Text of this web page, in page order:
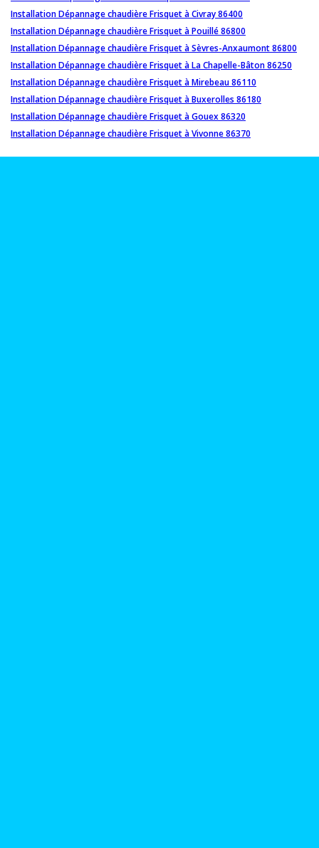
Installation Dépannage chaudière Frisquet à Civray 86400
Installation Dépannage chaudière Frisquet à Pouillé 86800
Installation Dépannage chaudière Frisquet à Sèvres-Anxaumont 86800
Installation Dépannage chaudière Frisquet à La Chapelle-Bâton 86250
Installation Dépannage chaudière Frisquet à Mirebeau 86110
Installation Dépannage chaudière Frisquet à Buxerolles 86180
Installation Dépannage chaudière Frisquet à Gouex 86320
Installation Dépannage chaudière Frisquet à Vivonne 86370